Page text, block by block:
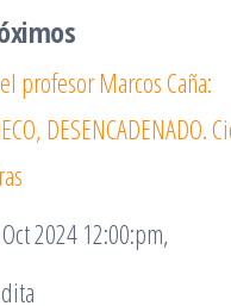
profesor Marcos Caña:
DESENCADENADO.
2024 12:00:pm,